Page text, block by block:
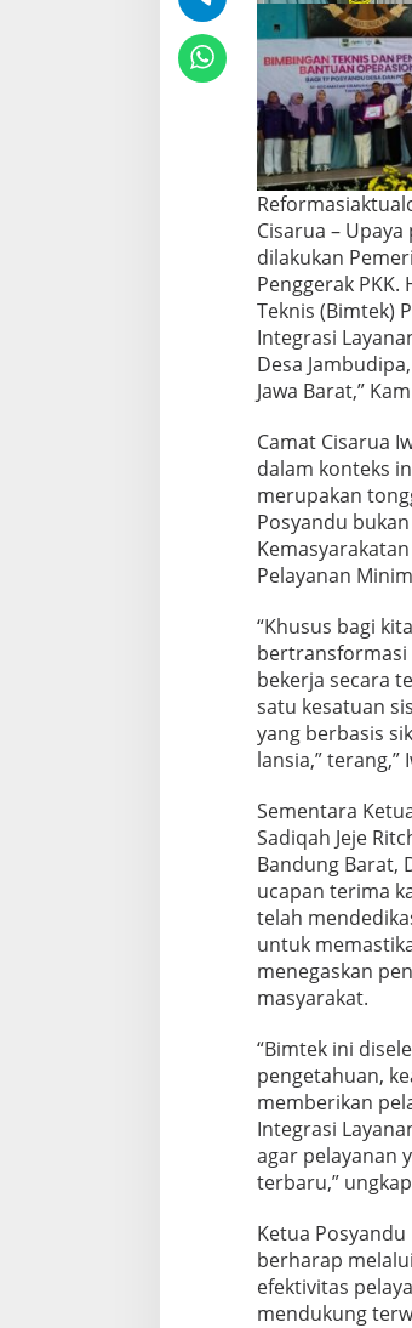
Cisarua –
dilakukan
Penggerak
Teknis (Bimtek)
Integrasi
Desa
Jawa Barat,”
Camat Cisarua
dalam konteks
merupakan
Posyandu
Pelayanan
“Khusus bagi
bertransformasi
bekerja secara
satu kesatuan
yang berbasis
lansia,” terang,”
Sementara
Sadiqah Jeje
Bandung Barat,
ucapan terima
telah
untuk
menegaskan
masyarakat.
“Bimtek ini
pengetahuan,
memberikan
Integrasi
agar pelayanan
terbaru,”
Ketua
berharap
efektivitas
mendukung